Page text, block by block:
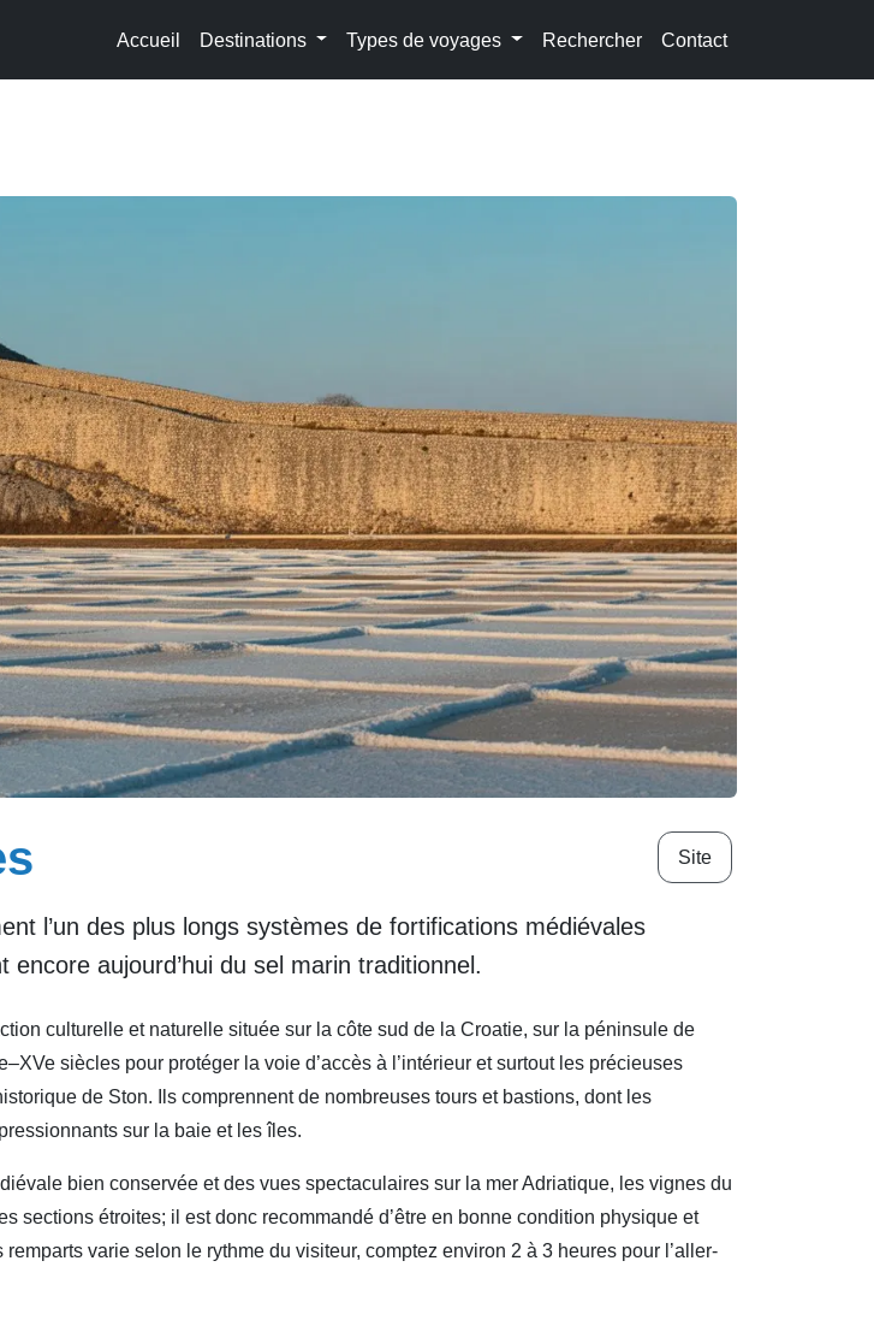
Accueil Destinations Types de voyages Rechercher Contact
Site
l’un des plus longs systèmes de fortifications médiévales
aujourd’hui du sel marin traditionnel.
culturelle et naturelle située sur la côte sud de la Croatie, sur la péninsule de
siècles pour protéger la voie d’accès à l’intérieur et surtout les précieuses
de Ston. Ils comprennent de nombreuses tours et bastions, dont les
sur la baie et les îles.
bien conservée et des vues spectaculaires sur la mer Adriatique, les vignes du
sections étroites; il est donc recommandé d’être en bonne condition physique et
varie selon le rythme du visiteur, comptez environ 2 à 3 heures pour l’aller-